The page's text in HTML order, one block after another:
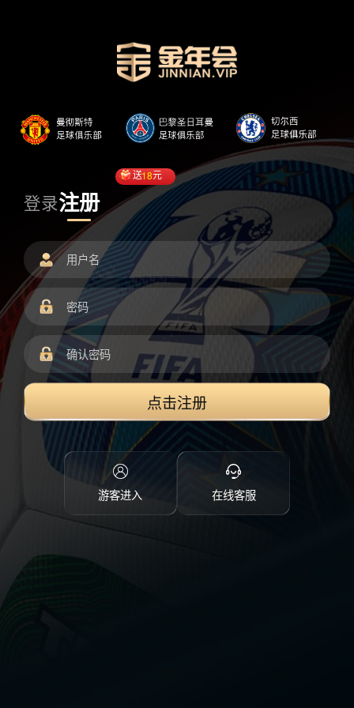
登录注册
送18元
点击注册
游客进入 在线客服